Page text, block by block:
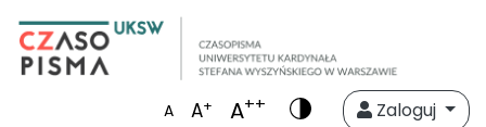
A A+ A++
Zaloguj